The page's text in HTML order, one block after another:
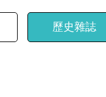
歷史雜誌